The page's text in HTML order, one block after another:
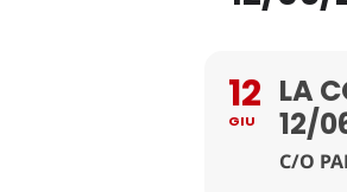
12
GIU
LA
12/
C/O